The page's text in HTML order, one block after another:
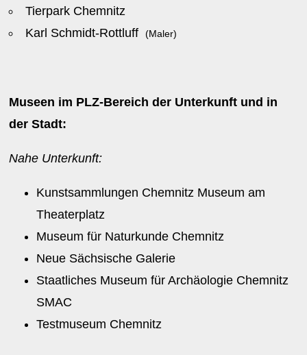
Tierpark Chemnitz
Karl Schmidt-Rottluff(Maler)
Museen im PLZ-Bereich der Unterkunft und in
der Stadt:
Nahe Unterkunft:
Kunstsammlungen Chemnitz Museum am
Theaterplatz
Museum für Naturkunde Chemnitz
Neue Sächsische Galerie
Staatliches Museum für Archäologie Chemnitz
SMAC
Testmuseum Chemnitz